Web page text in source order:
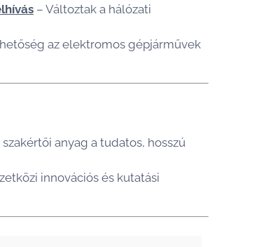
– Változtak a hálózati
az elektromos gépjárművek
anyag a tudatos, hosszú
innovációs és kutatási